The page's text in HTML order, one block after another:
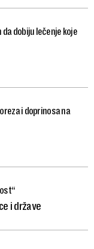
da dobiju lečenje koje
i doprinosa na
i države